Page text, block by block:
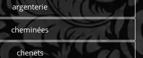
argenterie
cheminées
chenets